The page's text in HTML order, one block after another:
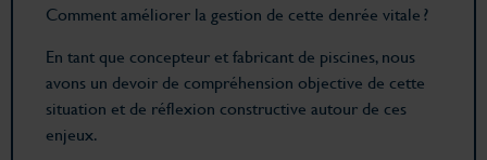
Comment améliorer la gestion de cette denrée vitale ?
En tant que concepteur et fabricant de piscines, nous
avons un devoir de compréhension objective de cette
situation et de réflexion constructive autour de ces
enjeux.